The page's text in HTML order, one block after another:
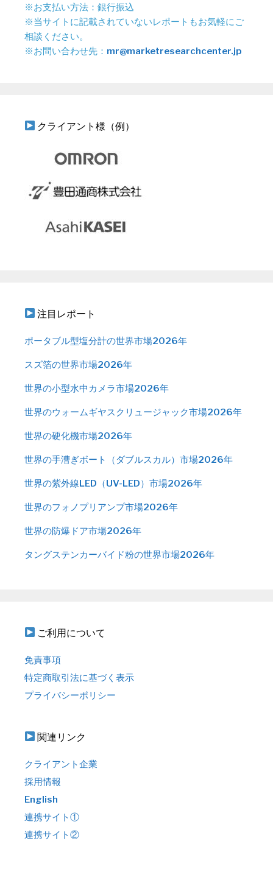
※お支払い方法：銀行振込
※当サイトに記載されていないレポートもお気軽にご
相談ください。
※お問い合わせ先： mr@marketresearchcenter.jp
クライアント様（例）
注目レポート
ポータブル型塩分計の世界市場2026年
スズ箔の世界市場2026年
世界の小型水中カメラ市場2026年
世界のウォームギヤスクリュージャック市場2026年
世界の硬化機市場2026年
世界の手漕ぎボート（ダブルスカル）市場2026年
世界の紫外線LED（UV-LED）市場2026年
世界のフォノプリアンプ市場2026年
世界の防爆ドア市場2026年
タングステンカーバイド粉の世界市場2026年
ご利用について
免責事項
特定商取引法に基づく表示
プライバシーポリシー
関連リンク
クライアント企業
採用情報
English
連携サイト①
連携サイト②